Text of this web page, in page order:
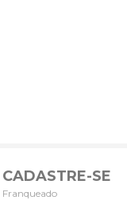
CADASTRE-SE
Franqueado